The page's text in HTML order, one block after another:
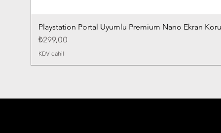
Playstation Portal Uyumlu Premium Nano Ekran
Fiyat
₺299,00
KDV dahil